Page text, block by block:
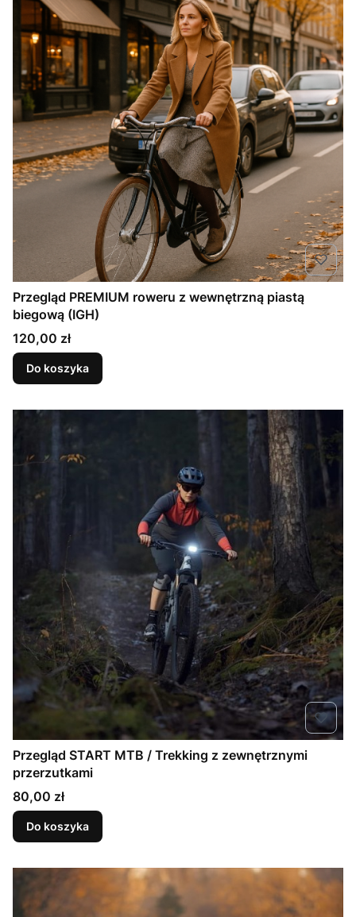
Przegląd PREMIUM roweru z wewnętrzną piastą
biegową (IGH)
Cena
120,00 zł
Do koszyka
Przegląd START MTB / Trekking z zewnętrznymi
przerzutkami
Cena
80,00 zł
Do koszyka